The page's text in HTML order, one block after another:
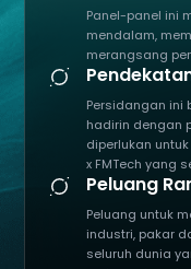
Panel-panel ini
mendalam,
merangsang
Persidangan ini
hadirin dengan
diperlukan
x FMTech yang
Peluang
Peluang untuk
industri, pakar
seluruh dunia